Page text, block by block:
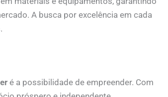
A busca por excelência em cada
é a possibilidade de empreender. Com